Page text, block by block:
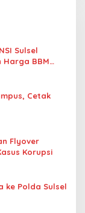
Sulsel
Harga BBM
Cetak
Flyover
Korupsi
ke Polda Sulsel